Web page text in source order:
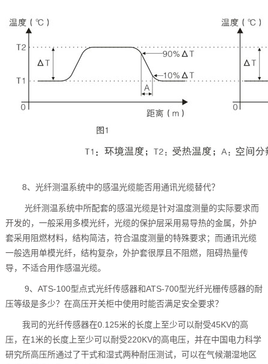
8、光纤测温系统中的感温光缆能否用通讯光缆替代？
光纤测温系统中所配套的感温光缆是针对温度测量的实际要求而
开发的，一般采用多模光纤，光缆的保护层采用易导热的金属，外护
套采用阻燃材料，结构简洁，符合温度测量的特殊要求；而通讯光缆
一般选用单模光纤，结构复杂，外护套很厚且不阻燃，阻碍热量传
导，不适合用作感温光缆。
9、ATS-100型点式光纤传感器和ATS-700型光纤光栅传感器的耐
压等级是多少？在高压开关柜中使用时能否满足安全要求？
我司的光纤传感器在0.125米的长度上至少可以耐受45KV的高
压，在1米的长度上至少可以耐受220KV的高电压，并在中国电力科学
研究所高压所通过了干式和湿式两种耐压测试，可以在气候潮湿地区